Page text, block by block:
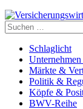
Suche
nach:
Schlaglicht
Märkte &
Politik &
Köpfe &
BWV-Reihe